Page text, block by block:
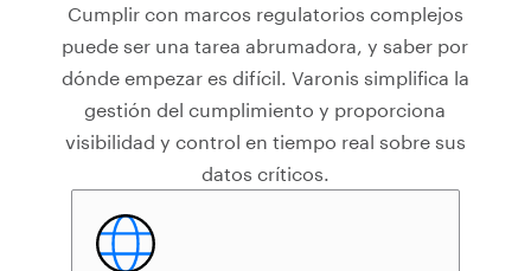
Cumplir con marcos regulatorios complejos
puede ser una tarea abrumadora, y saber por
dónde empezar es difícil. Varonis simplifica la
gestión del cumplimiento y proporciona
visibilidad y control en tiempo real sobre sus
datos críticos.